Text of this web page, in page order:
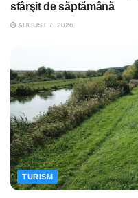
sfârşit de săptămână
AUGUST 7, 2026
TURISM